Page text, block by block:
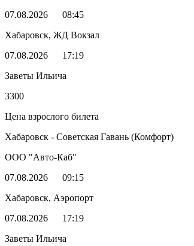
07.08.2026
08:45
Хабаровск, ЖД Вокзал
07.08.2026
17:19
Заветы Ильича
3300
Цена взрослого билета
Хабаровск - Советская Гавань (Комфорт)
ООО "Авто-Каб"
07.08.2026
09:15
Хабаровск, Аэропорт
07.08.2026
17:19
Заветы Ильича